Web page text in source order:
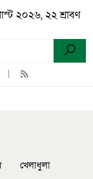
২০২৬, ২২ শ্রাবণ
খেলাধুলা